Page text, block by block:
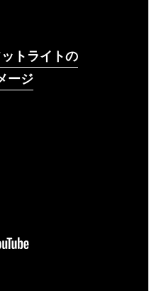
トライトの
ージ